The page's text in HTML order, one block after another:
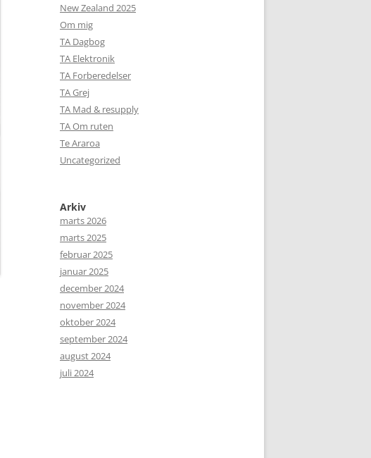
New Zealand 2025
Om mig
TA Dagbog
TA Elektronik
TA Forberedelser
TA Grej
TA Mad & resupply
TA Om ruten
Te Araroa
Uncategorized
Arkiv
marts 2026
marts 2025
februar 2025
januar 2025
december 2024
november 2024
oktober 2024
september 2024
august 2024
juli 2024